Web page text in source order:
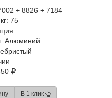
+ 8826 + 7184
75
Алюминий
В 1 клик